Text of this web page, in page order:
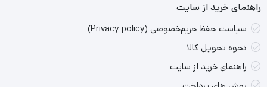
راهنمای خرید از سایت
سیاست حفظ حریم‌خصوصی (Privacy policy)
نحوه تحویل کالا
راهنمای خرید از سایت